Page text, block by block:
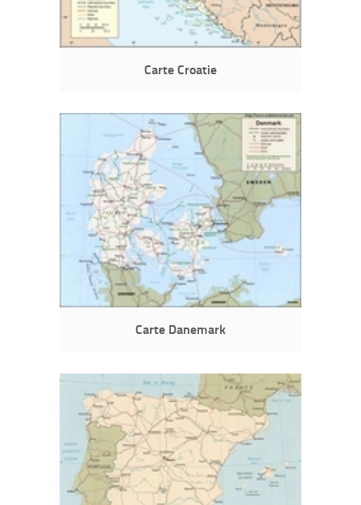
Carte Croatie
Carte Danemark